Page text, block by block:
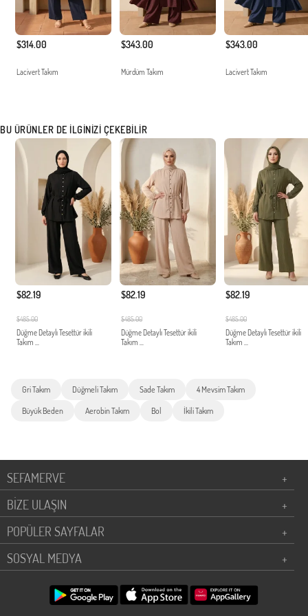
$314.00
Lacivert Takım
$343.00
Mürdüm Takım
$343.00
Lacivert Takım
BU ÜRÜNLER DE İLGINIZI ÇEKEBILIR
$82.19
$485.00
Düğme Detaylı Tesettür ikili
Takım ...
$82.19
$485.00
Düğme Detaylı Tesettür ikili
Takım ...
$82.19
$485.00
Düğme Detaylı Tesettür ikili
Takım ...
Gri Takım Düğmeli Takım Sade Takım 4 Mevsim Takım
Büyük Beden Aerobin Takım Bol İkili Takım
SEFAMERVE
+
BİZE ULAŞIN
+
POPÜLER SAYFALAR
+
SOSYAL MEDYA
+